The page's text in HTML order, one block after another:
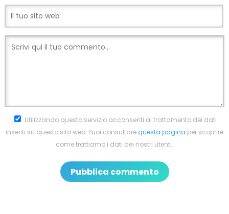
Utilizzando questo servizio acconsenti al trattamento dei dati
inseriti su questo sito web. Puoi consultarequesta pagina per scoprire
come trattiamo i dati dei nostri utenti.